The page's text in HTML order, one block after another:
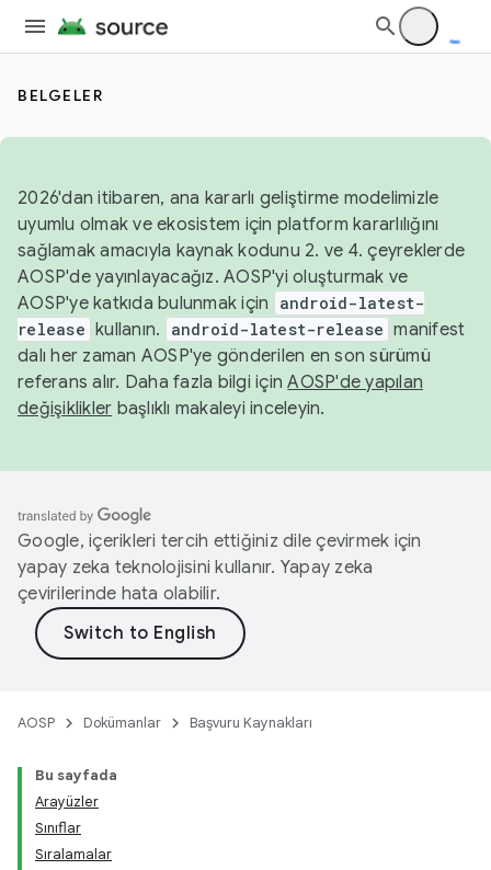
BELGELER
2026'dan itibaren, ana kararlı geliştirme modelimizle
uyumlu olmak ve ekosistem için platform kararlılığını
sağlamak amacıyla kaynak kodunu 2. ve 4. çeyreklerde
AOSP'de yayınlayacağız. AOSP'yi oluşturmak ve
AOSP'ye katkıda bulunmak için
android-latest-
release kullanın. android-latest-release manifest
dalı her zaman AOSP'ye gönderilen en son sürümü
referans alır. Daha fazla bilgi içinAOSP'de yapılan
değişiklikler başlıklı makaleyi inceleyin.
Google, içerikleri tercih ettiğiniz dile çevirmek için
yapay zeka teknolojisini kullanır. Yapay zeka
çevirilerinde hata olabilir.
AOSP Dokümanlar Başvuru Kaynakları
Bu sayfada
Arayüzler
Sınıflar
Sıralamalar